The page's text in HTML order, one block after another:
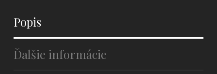
Popis
Ďalšie informácie